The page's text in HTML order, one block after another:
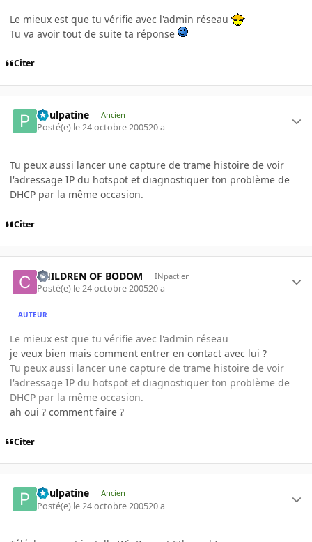
Le mieux est que tu vérifie avec l'admin réseau
Tu va avoir tout de suite ta réponse
Citer
Poulpatine Ancien
Posté(e) le 24 octobre 200520 a
Tu peux aussi lancer une capture de trame histoire de voir
l'adressage IP du hotspot et diagnostiquer ton problème de
DHCP par la même occasion.
Citer
CHILDREN OF BODOM INpactien
Posté(e) le 24 octobre 200520 a
AUTEUR
Le mieux est que tu vérifie avec l'admin réseau
je veux bien mais comment entrer en contact avec lui ?
Tu peux aussi lancer une capture de trame histoire de voir
l'adressage IP du hotspot et diagnostiquer ton problème de
DHCP par la même occasion.
ah oui ? comment faire ?
Citer
Poulpatine Ancien
Posté(e) le 24 octobre 200520 a